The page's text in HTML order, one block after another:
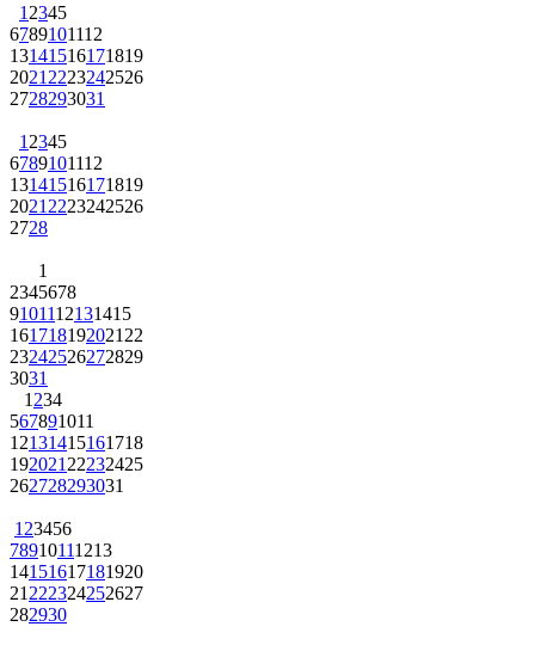
1 2345
6789101112
13141516171819
2021 2223242526
2728293031
1 2345
6789101112
13141516171819
2021 2223242526
2728
1
2345678
9101112131415
161718192021 22
23242526272829
3031
1 234
567891011
12131415161718
192021 22232425
262728293031
1 23456
78910111213
14151617181920
21 222324252627
282930